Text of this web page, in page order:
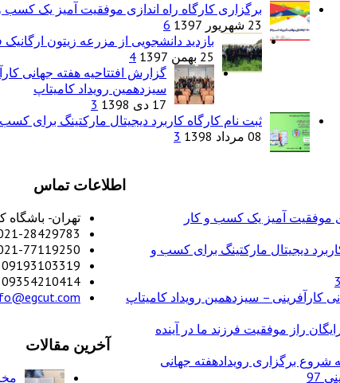
برگزاری کارگاه راه اندازی موفقیت آمیز یک کسب
23 شهریور 1397
6
بازدید دانشجویی از مزرعه زیتون
25 بهمن 1397
4
گزارش افتتاحیه هفته جهانی
سیزدهمین رویداد کامیتاپ
17 دی 1398
3
ثبت نام کارگاه کاربرد دیجیتال مارکتینگ برای
08 مرداد 1398
3
موفقیت آمیز یک کسب و کار
دیجیتال مارکتینگ برای کسب و
3
کارآفرینی – سیزدهمین رویداد کامیتاپ
راز موفقیت فرزند ما در آینده
شروع برگزاری رویدادهفته جهانی
97
اطلاعات تماس
تهران- باشگاه
28429783
77119250
09193103319
09354210414
آخرین مقالات